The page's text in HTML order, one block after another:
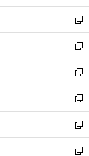
開
く
新
し
い
ウ
ィ
ン
ド
ウ
で
開
く
新
し
い
ウ
ィ
ン
ド
ウ
で
新
し
い
ウ
ィ
ン
ド
新
し
い
ウ
ィ
新
し
い
新